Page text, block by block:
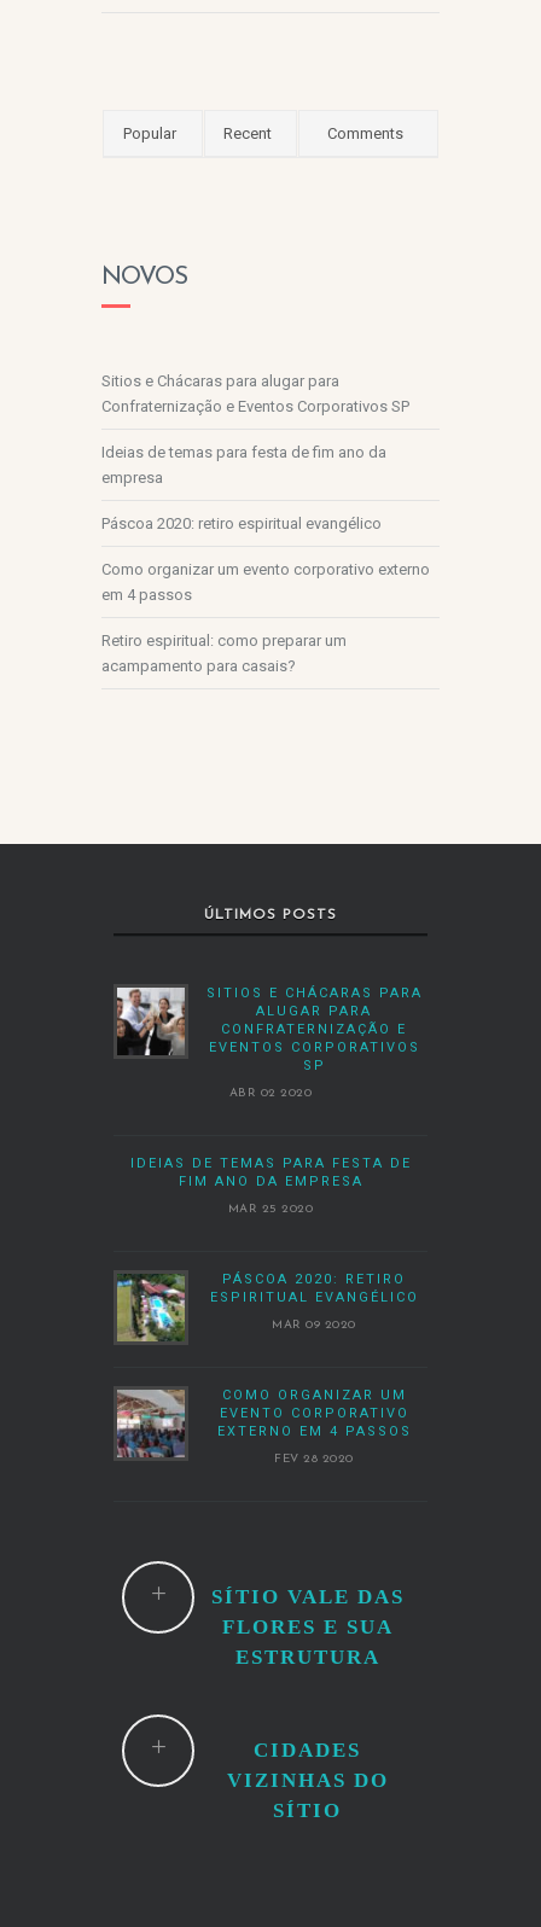
Popular Recent Comments
NOVOS
Sitios e Chácaras para alugar para
Confraternização e Eventos Corporativos SP
Ideias de temas para festa de fim ano da
empresa
Páscoa 2020: retiro espiritual evangélico
Como organizar um evento corporativo externo
em 4 passos
Retiro espiritual: como preparar um
acampamento para casais?
ÚLTIMOS POSTS
SITIOS E CHÁCARAS PARA
ALUGAR PARA
CONFRATERNIZAÇÃO E
EVENTOS CORPORATIVOS
SP
ABR 02 2020
IDEIAS DE TEMAS PARA FESTA DE
FIM ANO DA EMPRESA
MAR 25 2020
PÁSCOA 2020: RETIRO
ESPIRITUAL EVANGÉLICO
MAR 09 2020
COMO ORGANIZAR UM
EVENTO CORPORATIVO
EXTERNO EM 4 PASSOS
FEV 28 2020
SÍTIO VALE DAS
FLORES E SUA
ESTRUTURA
CIDADES
VIZINHAS DO
SÍTIO